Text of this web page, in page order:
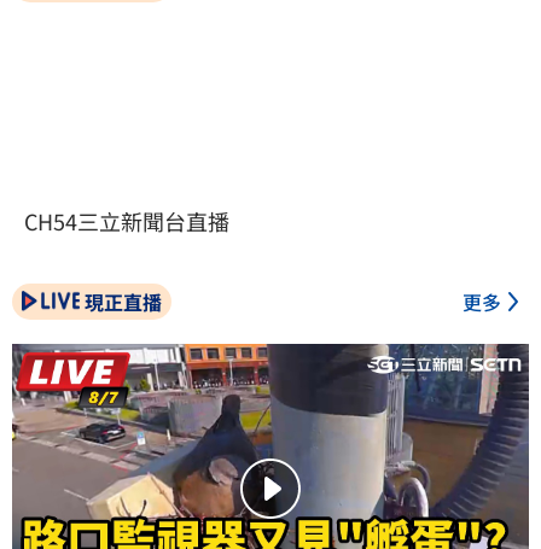
CH54三立新聞台直播
現正直播 更多